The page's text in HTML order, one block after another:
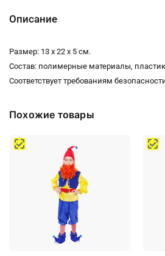
Описание
Размер: 13 х 22 х 5 см.
Состав: полимерные материалы,
Соответствует требованиям
Похожие товары